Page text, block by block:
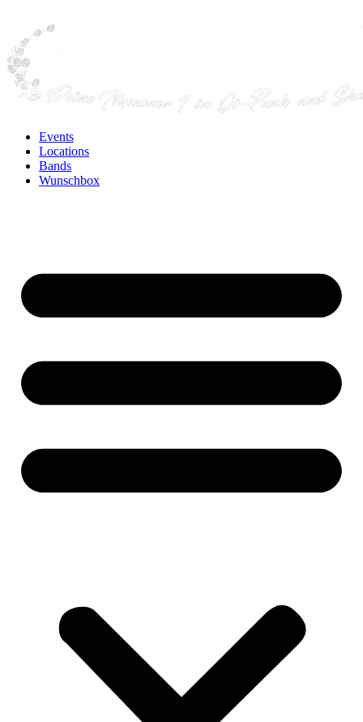
Events
Locations
Bands
Wunschbox